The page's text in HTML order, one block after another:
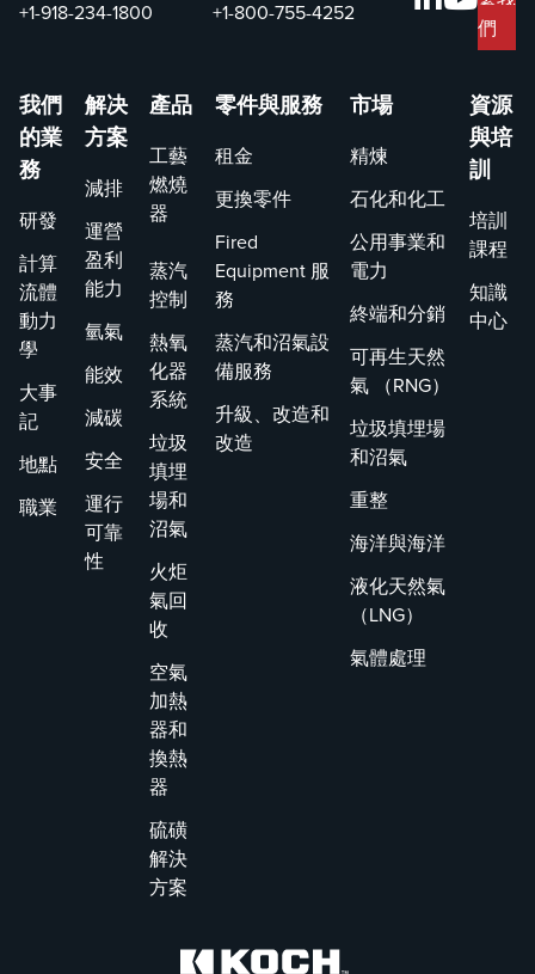
+1-918-234-1800 +1-800-755-4252
們
我們
的業
務
研發
計算
流體
動力
學
大事
記
地點
職業
解决
方案
減排
運營
盈利
能力
氫氣
能效
減碳
安全
運行
可靠
性
產品
工藝
燃燒
器
蒸汽
控制
熱氧
化器
系統
垃圾
填埋
場和
沼氣
火炬
氣回
收
空氣
加熱
器和
換熱
器
硫磺
解決
方案
零件與服務
租金
更換零件
Fired
Equipment 服
務
蒸汽和沼氣設
備服務
升級、改造和
改造
市場
精煉
石化和化工
公用事業和
電力
終端和分銷
可再生天然
氣 （RNG）
垃圾填埋場
和沼氣
重整
海洋與海洋
液化天然氣
（LNG）
氣體處理
資源
與培
訓
培訓
課程
知識
中心